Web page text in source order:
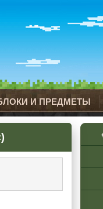
И ПРЕДМЕТЫ